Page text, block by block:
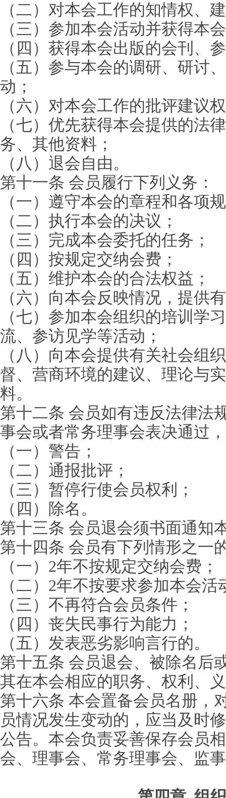
（二）对本会工作的知情权、
（三）参加本会活动并获得本
（四）获得本会出版的会刊、
（五）参与本会的调研、研讨
动；
（六）对本会工作的批评建议
（七）优先获得本会提供的法
务、其他资料；
（八）退会自由。
第十一条 会员履行下列义务：
（一）遵守本会的章程和各项
（二）执行本会的决议；
（三）完成本会委托的任务；
（四）按规定交纳会费；
（五）维护本会的合法权益；
（六）向本会反映情况，提供
（七）参加本会组织的培训学
流、参访见学等活动；
（八）向本会提供有关社会组
督、营商环境的建议、理论与
料。
第十二条 会员如有违反法律法
事会或者常务理事会表决通过
（一）警告；
（二）通报批评；
（三）暂停行使会员权利；
（四）除名。
第十三条 会员退会须书面通知
第十四条 会员有下列情形之一
（一）2年不按规定交纳会费；
（二）2年不按要求参加本会活
（三）不再符合会员条件；
（四）丧失民事行为能力；
（五）发表恶劣影响言行的。
第十五条 会员退会、被除名后
其在本会相应的职务、权利、
第十六条 本会置备会员名册，
员情况发生变动的，应当及时
公告。本会负责妥善保存会员
会、理事会、常务理事会、监